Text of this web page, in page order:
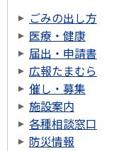
ごみの出し方
医療・健康
届出・申請書
広報たまむら
催し・募集
施設案内
各種相談窓口
防災情報